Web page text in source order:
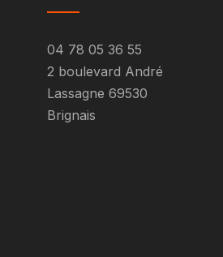
04 78 05 36 55
2 boulevard André
Lassagne 69530
Brignais